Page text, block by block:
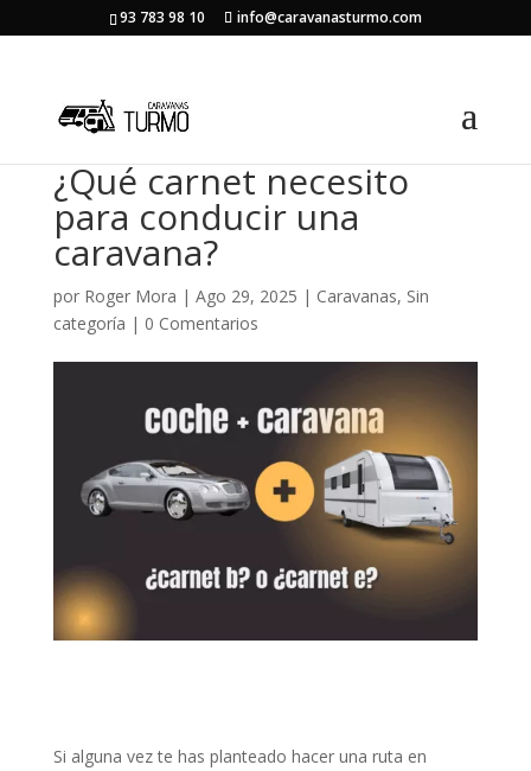
93 783 98 10 info@caravanasturmo.com
¿Qué carnet necesito
para conducir una
caravana?
por Roger Mora | Ago 29, 2025 | Caravanas, Sin
categoría | 0 Comentarios
Si alguna vez te has planteado hacer una ruta en